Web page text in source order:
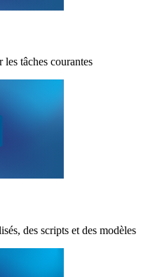
les tâches courantes
des scripts et des modèles